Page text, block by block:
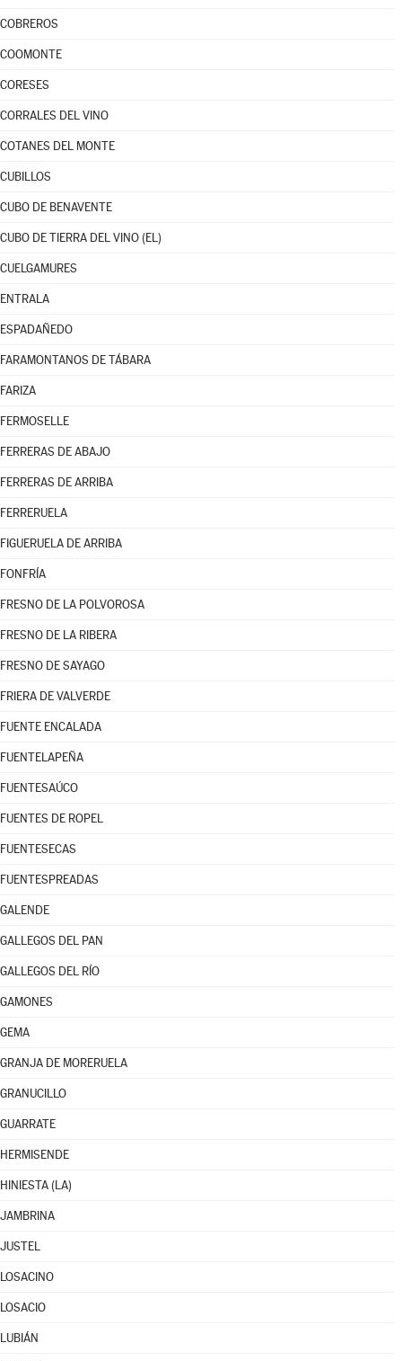
COBREROS
COOMONTE
CORESES
CORRALES DEL VINO
COTANES DEL MONTE
CUBILLOS
CUBO DE BENAVENTE
CUBO DE TIERRA DEL VINO (EL)
CUELGAMURES
ENTRALA
ESPADAÑEDO
FARAMONTANOS DE TÁBARA
FARIZA
FERMOSELLE
FERRERAS DE ABAJO
FERRERAS DE ARRIBA
FERRERUELA
FIGUERUELA DE ARRIBA
FONFRÍA
FRESNO DE LA POLVOROSA
FRESNO DE LA RIBERA
FRESNO DE SAYAGO
FRIERA DE VALVERDE
FUENTE ENCALADA
FUENTELAPEÑA
FUENTESAÚCO
FUENTES DE ROPEL
FUENTESECAS
FUENTESPREADAS
GALENDE
GALLEGOS DEL PAN
GALLEGOS DEL RÍO
GAMONES
GEMA
GRANJA DE MORERUELA
GRANUCILLO
GUARRATE
HERMISENDE
HINIESTA (LA)
JAMBRINA
JUSTEL
LOSACINO
LOSACIO
LUBIÁN